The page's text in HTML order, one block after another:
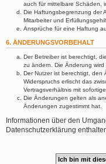
auch für mittelbare Schäden,
Die Haftungsbegrenzung der
Mitarbeiter und
Ansprüche für eine Haftung
6. ÄNDERUNGSVORBEHALT
Der Betreiber ist berechtigt,
zu ändern. Die Änderung wird
Der Nutzer ist berechtigt, den
Widerspruchs erlischt das
Vertragsverhältnis mit
Die Änderungen gelten als
Änderungen zugestimmt hat.
Informationen über den
Datenschutzerklärung